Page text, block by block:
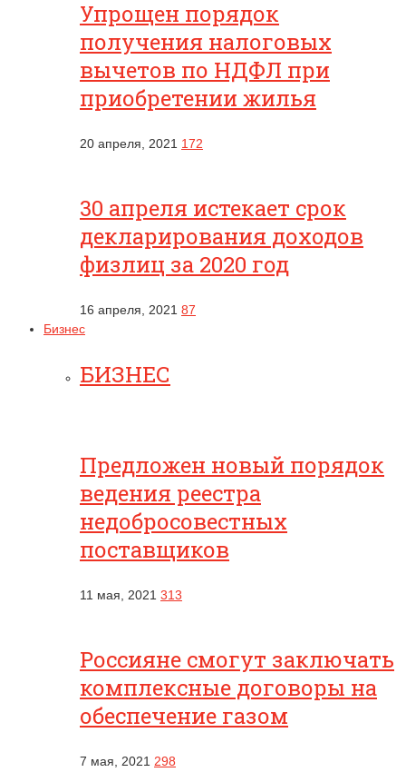
Упрощен порядок
получения налоговых
вычетов по НДФЛ при
приобретении жилья
20 апреля, 2021 172
30 апреля истекает срок
декларирования доходов
физлиц за 2020 год
16 апреля, 2021 87
Бизнес
БИЗНЕС
Предложен новый порядок
ведения реестра
недобросовестных
поставщиков
11 мая, 2021 313
Россияне смогут заключать
комплексные договоры на
обеспечение газом
7 мая, 2021 298